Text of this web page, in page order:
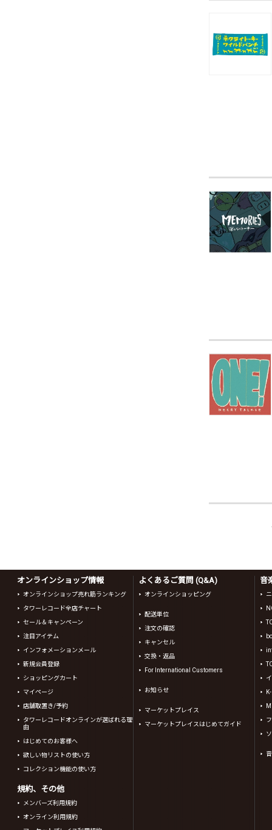
オンラインショップ情報
オンラインショップ売れ筋ランキング
タワーレコード全店チャート
セール＆キャンペーン
注目アイテム
インフォメーションメール
新規会員登録
ショッピングカート
マイページ
店舗取置き/予約
タワーレコードオンラインが選ばれる理
由
はじめてのお客様へ
欲しい物リストの使い方
コレクション機能の使い方
規約、その他
メンバーズ利用規約
オンライン利用規約
よくあるご質問 (Q&A)
オンラインショッピング
配送単位
注文の確認
キャンセル
交換・返品
For International Customers
お知らせ
マーケットプレイス
マーケットプレイスはじめてガイド
音